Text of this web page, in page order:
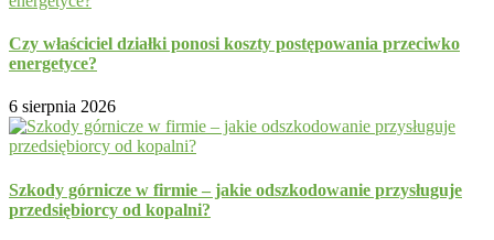
Czy właściciel działki ponosi koszty postępowania przeciwko
energetyce?
6 sierpnia 2026
Szkody górnicze w firmie – jakie odszkodowanie przysługuje
przedsiębiorcy od kopalni?